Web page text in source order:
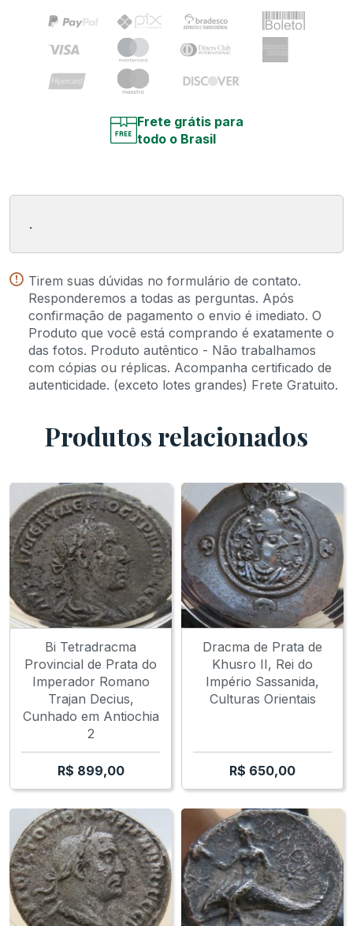
Frete grátis para
todo o Brasil
.
Tirem suas dúvidas no formulário de contato.
Responderemos a todas as perguntas. Após
confirmação de pagamento o envio é imediato. O
Produto que você está comprando é exatamente o
das fotos. Produto autêntico - Não trabalhamos
com cópias ou réplicas. Acompanha certificado de
autenticidade. (exceto lotes grandes) Frete Gratuito.
Produtos relacionados
Bi Tetradracma
Provincial de Prata do
Imperador Romano
Trajan Decius,
Cunhado em Antiochia
2
R$ 899,00
Dracma de Prata de
Khusro II, Rei do
Império Sassanida,
Culturas Orientais
R$ 650,00